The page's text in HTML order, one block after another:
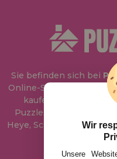
Sie befinden sich bei
Online-Shop, wo Sie
kaufen können. In
Puzzles der Marken
Heye, Schmidt,
Art Puzzle,
Wir
Unsere